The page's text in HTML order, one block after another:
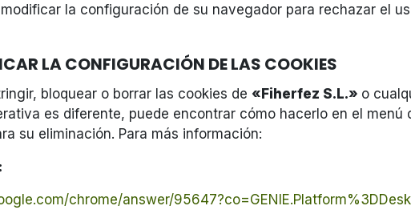
la configuración de su navegador para rechazar el
LA CONFIGURACIÓN DE LAS COOKIES
bloquear o borrar las cookies de «Fiherfez S.L.» o
es diferente, puede encontrar cómo hacerlo en el menú
su eliminación. Para más información:
chrome/answer/